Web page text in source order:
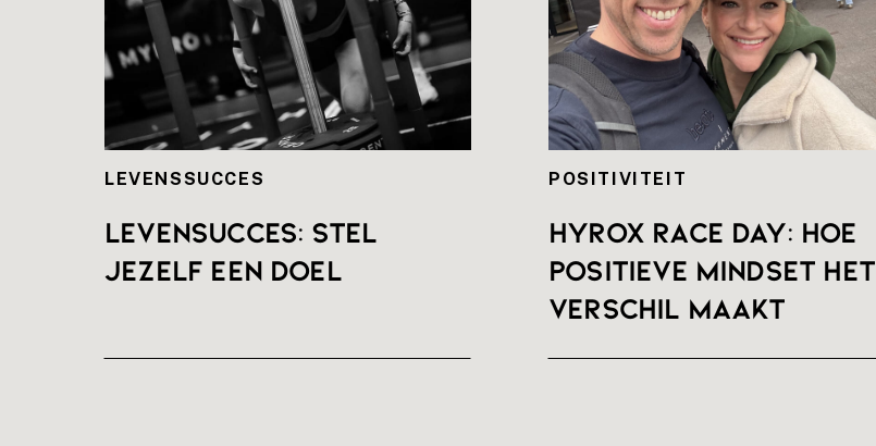
Levensucces: stel
jezelf een doel
LEVENSSUCCES
HYROX RACE DAY: hoe
positieve mindset het
verschil maakt
POSITIVITEIT